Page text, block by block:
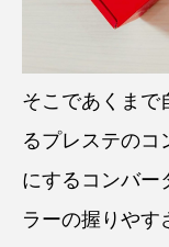
そこであくまで
るプレステのコ
にするコンバー
ラーの握りやす